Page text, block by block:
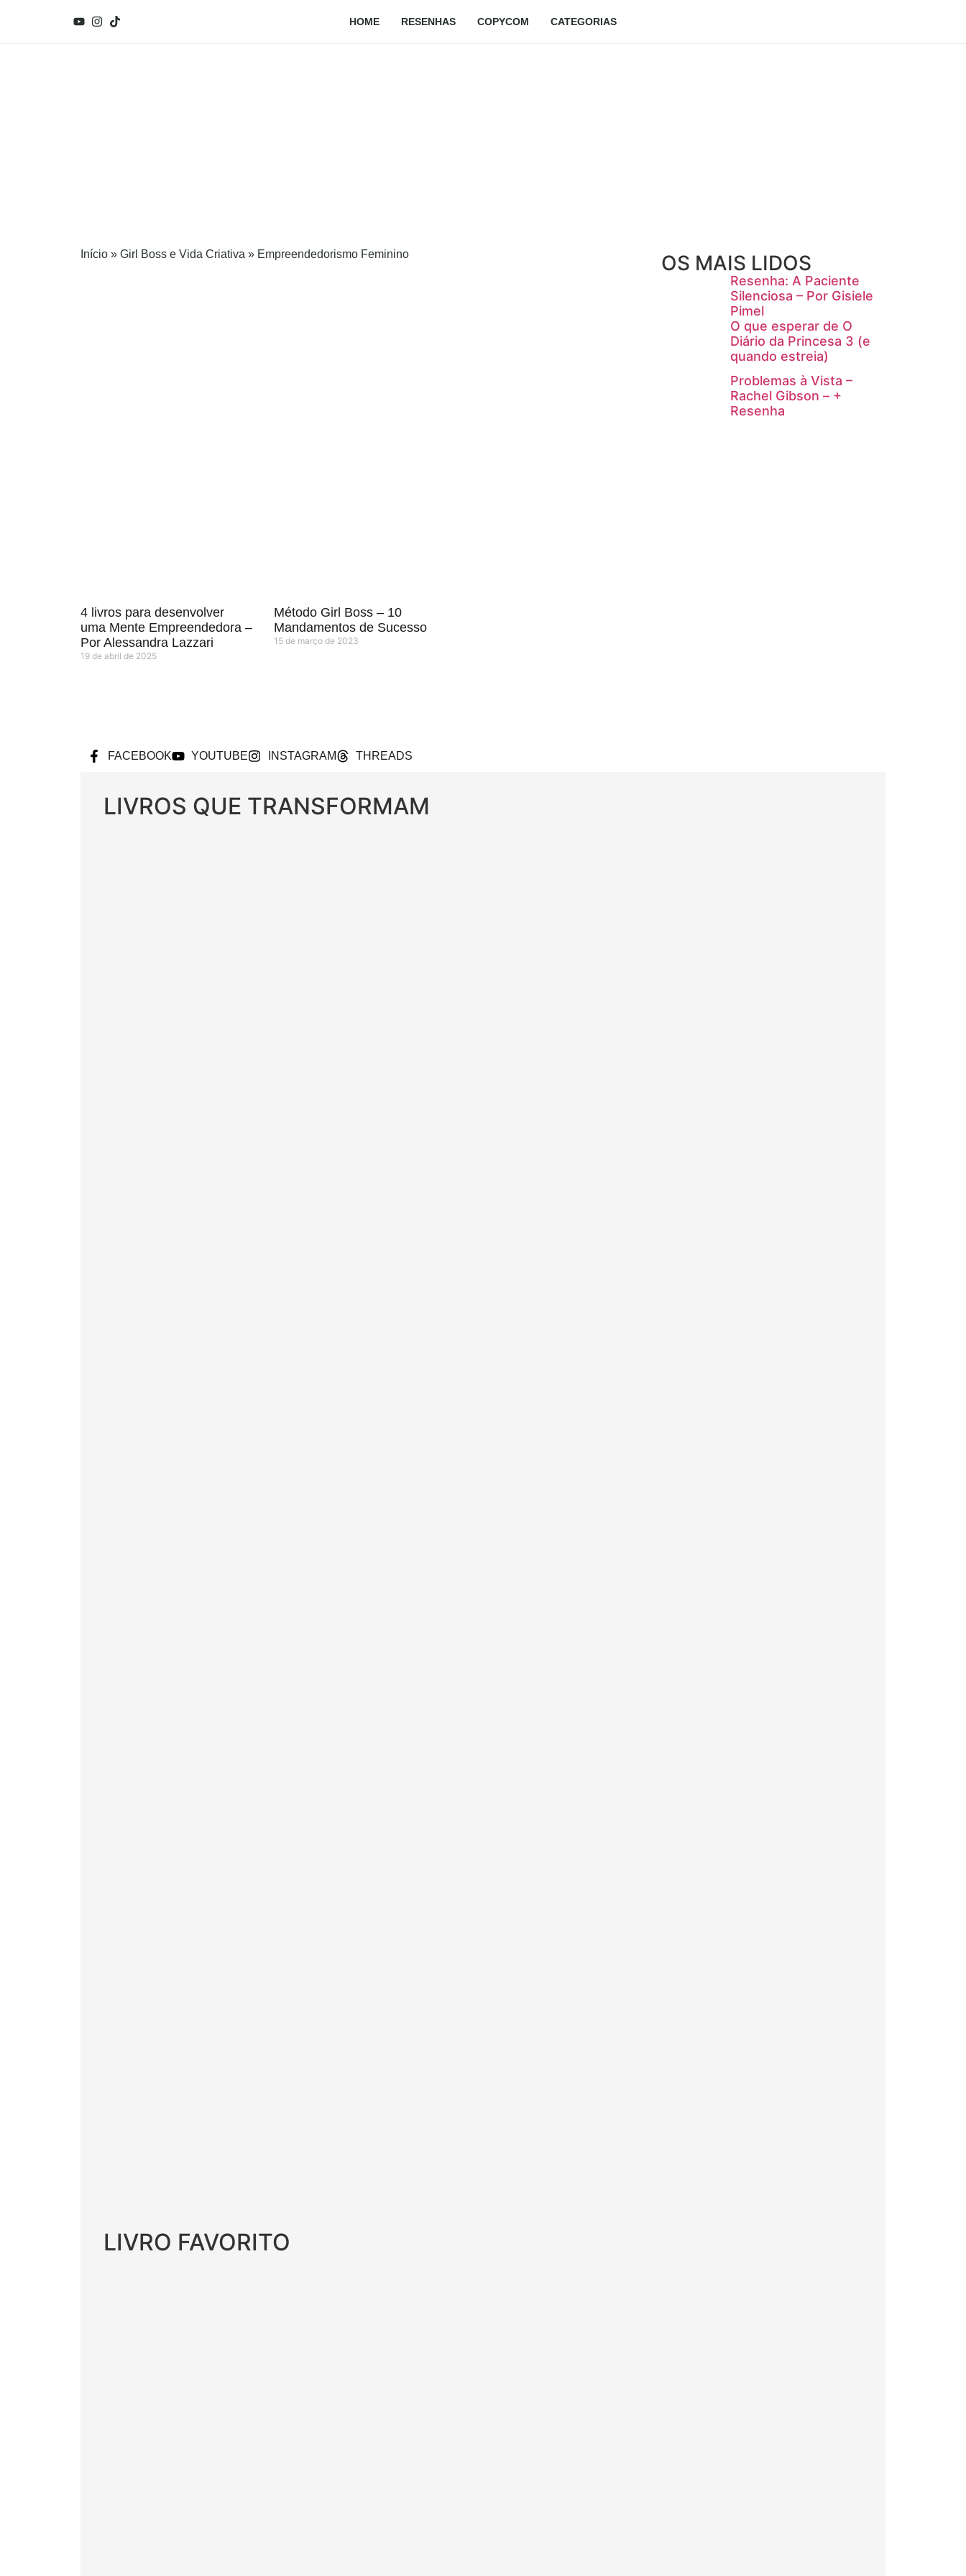
HOME RESENHAS COPYCOM CATEGORIAS
Início » Girl Boss e Vida Criativa » Empreendedorismo Feminino
4 livros para desenvolver
uma Mente Empreendedora –
Por Alessandra Lazzari
19 de abril de 2025
Método Girl Boss – 10
Mandamentos de Sucesso
15 de março de 2023
OS MAIS LIDOS
Resenha: A Paciente
Silenciosa – Por Gisiele
Pimel
O que esperar de O
Diário da Princesa 3 (e
quando estreia)
Problemas à Vista –
Rachel Gibson – +
Resenha
FACEBOOK YOUTUBE INSTAGRAM THREADS
LIVROS QUE TRANSFORMAM
LIVRO FAVORITO